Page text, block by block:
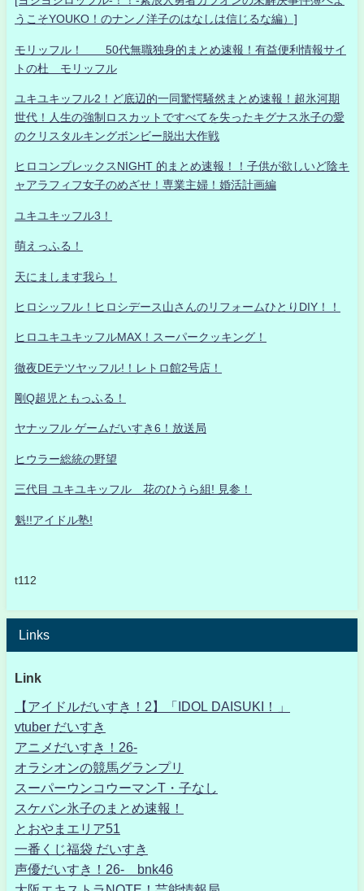
うこそYOUKO！のナンノ洋子のはなしは信じるな編）]
モリッフル！ 50代無職独身的まとめ速報！有益便利情報サイ
トの杜 モリッフル
ユキユキッフル2！ど底辺的一同驚愕騒然まとめ速報！超氷河期
世代！人生の強制ロスカットですべてを失ったキグナス氷子の愛
のクリスタルキングボンビー脱出大作戦
ヒロコンプレックスNIGHT 的まとめ速報！！子供が欲しいど陰キ
ャアラフィフ女子のめざせ！専業主婦！婚活計画編
ユキユキッフル3！
萌えっふる！
天にまします我ら！
ヒロシッフル！ヒロシデース山さんのリフォームひとりDIY！！
ヒロユキユキッフルMAX！スーパークッキング！
徹夜DEテツヤッフル!！レトロ館2号店！
剛Q超児ともっふる！
ヤナッフル ゲームだいすき6！放送局
ヒウラー総統の野望
三代目 ユキユキッフル 花のひうら組! 見参！
魁!!アイドル塾!
t112
Links
Link
【アイドルだいすき！2】「IDOL DAISUKI！」
vtuber だいすき
アニメだいすき！26-
オラシオンの競馬グランプリ
スーパーウンコウーマンT・子なし
スケバン氷子のまとめ速報！
とおやまエリア51
一番くじ福袋 だいすき
声優だいすき！26- bnk46